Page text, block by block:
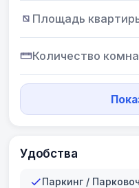
Площадь
Количество
Удобства
Паркинг /